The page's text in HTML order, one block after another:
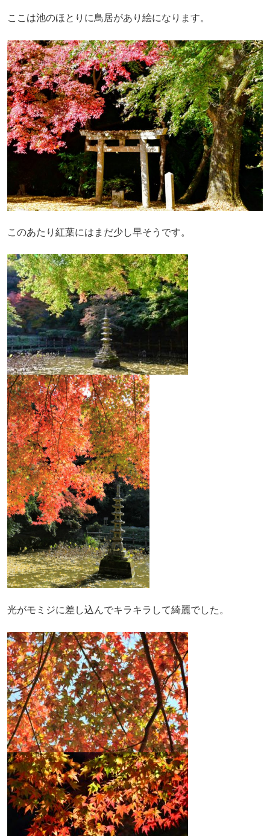
ここは池のほとりに鳥居があり絵になります。
このあたり紅葉にはまだ少し早そうです。
光がモミジに差し込んでキラキラして綺麗でした。